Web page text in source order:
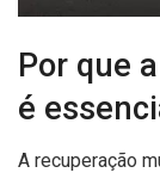
Por que
é
A recuperação